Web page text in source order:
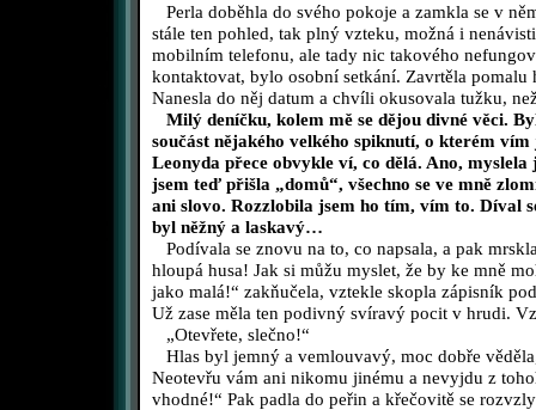
Perla doběhla do svého pokoje a zamkla se v
stále ten pohled, tak plný vzteku, možná i
mobilním telefonu, ale tady nic takového
kontaktovat, bylo osobní setkání. Zavrtěla pomalu
Nanesla do něj datum a chvíli okusovala tužku,
Milý deníčku, kolem mě se dějou divné věci.
součást nějakého velkého spiknutí, o kterém
Leonyda přece obvykle ví, co dělá. Ano,
jsem teď přišla „domů“, všechno se ve mně
ani slovo. Rozzlobila jsem ho tím, vím to. Díval
byl něžný a laskavý…
Podívala se znovu na to, co napsala, a pak
hloupá husa! Jak si můžu myslet, že by ke mně
jako malá!“ zakňučela, vztekle skopla zápisník
Už zase měla ten podivný svíravý pocit v hrudi.
„Otevřete, slečno!“
Hlas byl jemný a vemlouvavý, moc dobře
Neotevřu vám ani nikomu jinému a nevyjdu z
vhodné!“ Pak padla do peřin a křečovitě se